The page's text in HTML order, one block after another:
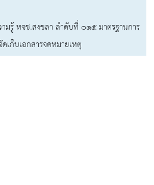
สงขลา ลำดับที่ ๐๑๕ มาตรฐานการ
เก็บเอกสารจดหมายเหตุ